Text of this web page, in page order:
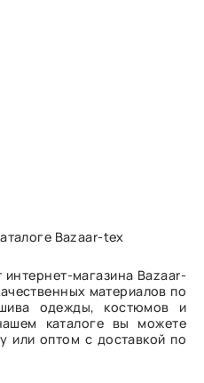
Bazaar-tex
магазина Bazaar-
материалов по
одежды, костюмов и
каталоге вы можете
или оптом с доставкой по